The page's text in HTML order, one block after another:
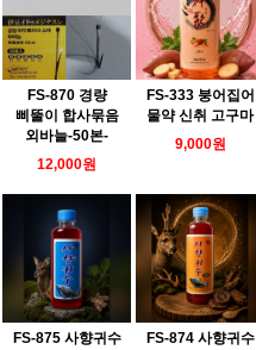
FS-870 경량
삐뚤이 합사묶음
외바늘-50본-
12,000원
FS-333 붕어집어
물약 신취 고구마
9,000원
FS-875 사향귀수
FS-874 사향귀수